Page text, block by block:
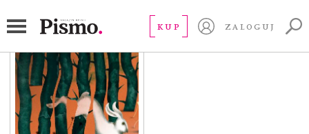
KUP ZALOGUJ
#46